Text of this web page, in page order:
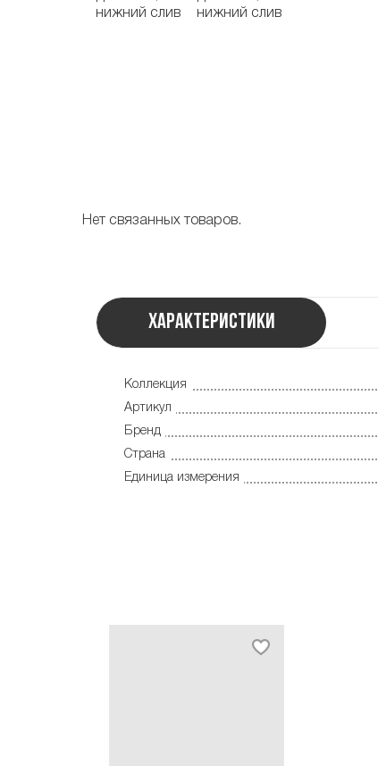
Нет связанных товаров.
Характеристики
Коллекция
Артикул
Бренд
Страна
Единица измерения